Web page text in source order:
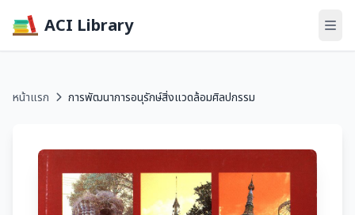
ACI Library
หน้าแรก การพัฒนาการอนุรักษ์สิ่งแวดล้อมศิลปกรรม